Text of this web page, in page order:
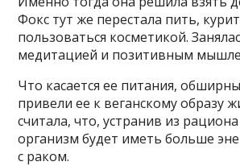
Фокс тут же перестала пить,
пользоваться косметикой.
медитацией и позитивным
Что касается ее питания,
привели ее к веганскому образу
считала, что, устранив из
организм будет иметь больше
с раком.